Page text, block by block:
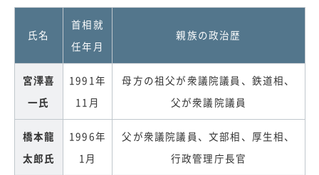
氏名
首相就
任年月
親族の政治歴
宮澤喜
一氏
1991年
11月
母方の祖父が衆議院議員、鉄道相、
父が衆議院議員
橋本龍
太郎氏
1996年
1月
父が衆議院議員、文部相、厚生相、
行政管理庁長官